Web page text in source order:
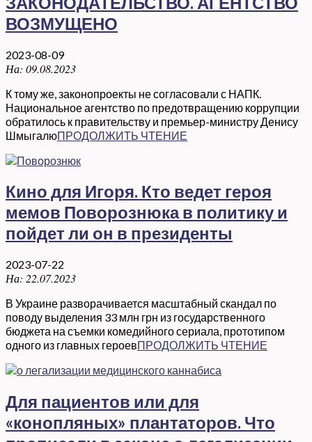
ВОЗМУЩЕНО
2023-08-09
На: 09.08.2023
К тому же, законопроекты не согласовали с НАПК.
Национальное агентство по предотвращению коррупции
обратилось к правительству и премьер-министру Денису
ШмыгалюПРОДОЛЖИТЬ ЧТЕНИЕ
Кино для Игоря. Кто ведет героя
мемов Поворознюка в политику и
пойдет ли он в президенты
2023-07-22
На: 22.07.2023
В Украине разворачивается масштабный скандал по
поводу выделения 33 млн грн из государственного
бюджета на съемки комедийного сериала, прототипом
одного из главных героевПРОДОЛЖИТЬ ЧТЕНИЕ
Для пациентов или для
«конопляных» плантаторов. Что